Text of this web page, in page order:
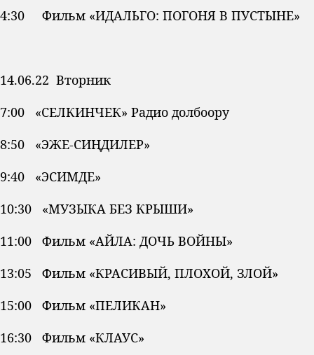
4:30 Фильм «ИДАЛЬГО: ПОГОНЯ В ПУСТЫНЕ»
14.06.22 Вторник
7:00 «СЕЛКИНЧЕК» Радио долбоору
8:50 «ЭЖЕ-СИҢДИЛЕР»
9:40 «ЭСИМДЕ»
10:30 «МУЗЫКА БЕЗ КРЫШИ»
11:00 Фильм «АЙЛА: ДОЧЬ ВОЙНЫ»
13:05 Фильм «КРАСИВЫЙ, ПЛОХОЙ, ЗЛОЙ»
15:00 Фильм «ПЕЛИКАН»
16:30 Фильм «КЛАУС»